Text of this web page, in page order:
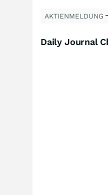
AKTIENMELDUNG
Daily Journal